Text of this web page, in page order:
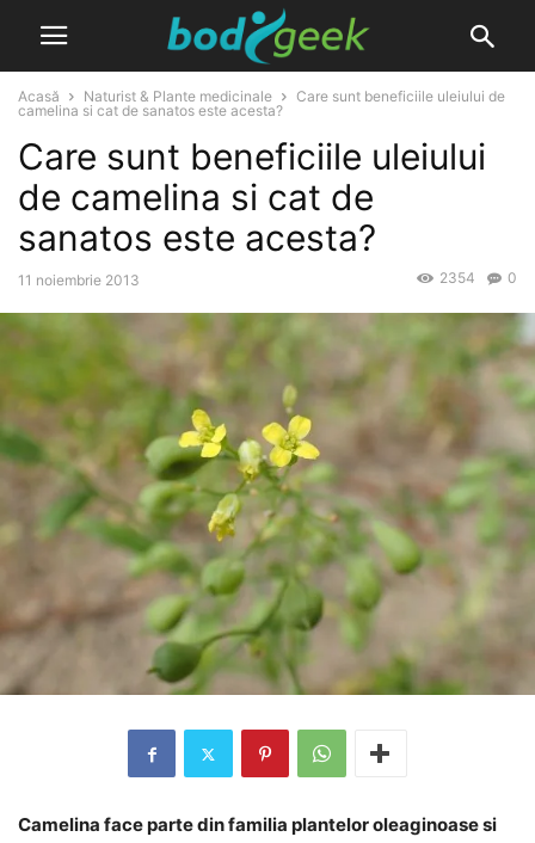
Acasă Naturist & Plante medicinale
Care sunt beneficiile uleiului de
camelina si cat de sanatos este acesta?
Care sunt beneficiile uleiului
de camelina si cat de
sanatos este acesta?
11 noiembrie 2013 0
2354
Camelina face parte din familia plantelor oleaginoase si